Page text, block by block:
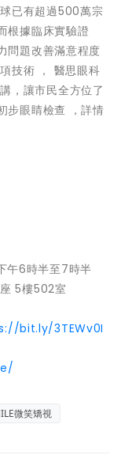
已有超過500萬宗
根據臨床實驗證
問題改善滿意程度
技術 ， 醫思眼科
，讓市民全方位了
步眼睛檢查 ，詳情
午6時半至7時半
5樓502室
bit.ly/3TEWv0I
微笑矯視